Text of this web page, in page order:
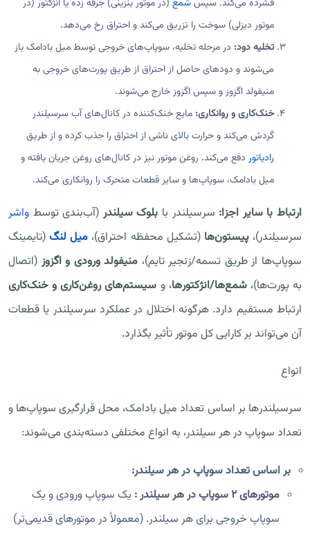
فشرده می‌کند. سپسشمع (در موتور بنزینی) جرقه زده یا انژکتور (در
موتور دیزلی) سوخت را تزریق می‌کند و احتراق رخ می‌دهد.
تخلیه دود: در مرحله تخلیه، سوپاپ‌های خروجی توسط میل بادامک باز
می‌شوند و دودهای حاصل از احتراق از طریق پورت‌های خروجی به
منیفولد اگزوز و سپس اگزوز خارج می‌شوند.
خنک‌کاری و روانکاری: مایع خنک‌کننده در کانال‌های آب سرسیلندر
گردش می‌کند و حرارت بالای ناشی از احتراق را جذب کرده و از طریق
رادیاتور دفع می‌کند. روغن موتور نیز در کانال‌های روغن جریان یافته و
میل بادامک، سوپاپ‌ها و سایر قطعات متحرک را روانکاری می‌کند.
ارتباط با سایر اجزا: سرسیلندر با بلوک سیلندر (آب‌بندی توسط واشر
سرسیلندر)،پیستون‌ها (تشکیل محفظه احتراق)، میل لنگ(تایمینگ
سوپاپ‌ها از طریق تسمه/زنجیر تایم)، منیفولد ورودی و اگزوز (اتصال
به پورت‌ها)،شمع‌ها/انژکتورها، و سیستم‌های روغن‌کاری و خنک‌کاری
ارتباط مستقیم دارد. هرگونه اختلال در عملکرد سرسیلندر یا قطعات
آن می‌تواند بر کارایی کل موتور تأثیر بگذارد.
انواع
سرسیلندرها بر اساس تعداد میل بادامک، محل قرارگیری سوپاپ‌ها و
تعداد سوپاپ در هر سیلندر، به انواع مختلفی دسته‌بندی می‌شوند:
بر اساس تعداد سوپاپ در هر سیلندر:
موتورهای ۲ سوپاپ در هر سیلندر :
یک سوپاپ ورودی و یک
سوپاپ خروجی برای هر سیلندر. (معمولاً در موتورهای قدیمی‌تر)